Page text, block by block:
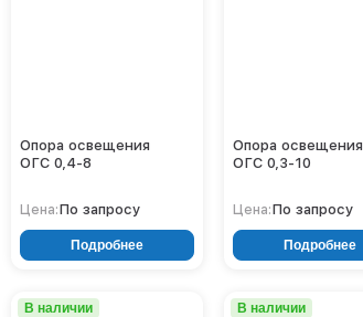
Опора освещения
ОГС 0,4-8
Цена:По запросу
Подробнее
Опора освещения
ОГС 0,3-10
Цена:По запросу
Подробнее
В наличии В наличии